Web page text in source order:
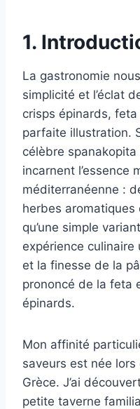
1.
La gastronomie
simplicité et l’éclat
crisps épinards,
parfaite illustration.
célèbre
incarnent l’essence
méditerranéenne :
herbes
qu’une simple
expérience culinaire
et la finesse de la
prononcé de la feta
épinards.
Mon affinité
saveurs est née lors
Grèce. J’ai
petite taverne